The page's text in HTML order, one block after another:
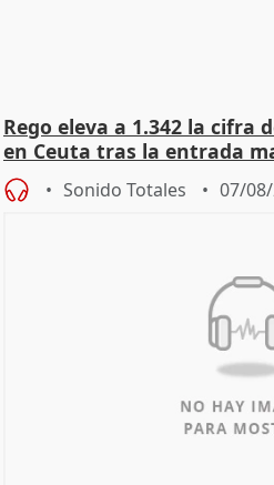
Rego eleva a 1.342 la cifra
en Ceuta tras la entrada
Sonido Totales 07/